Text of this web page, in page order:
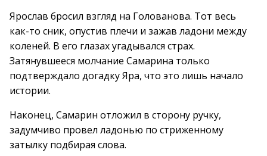
Ярослав бросил взгляд на Голованова. Тот весь
как-то сник, опустив плечи и зажав ладони между
коленей. В его глазах угадывался страх.
Затянувшееся молчание Самарина только
подтверждало догадку Яра, что это лишь начало
истории.
Наконец, Самарин отложил в сторону ручку,
задумчиво провел ладонью по стриженному
затылку подбирая слова.